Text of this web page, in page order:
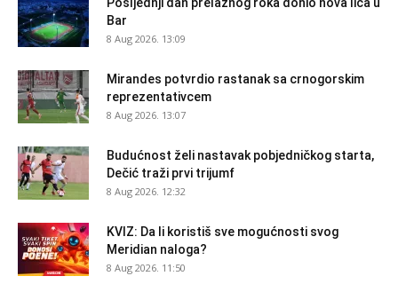
Bar
8 Aug 2026. 13:09
Mirandes potvrdio rastanak sa crnogorskim
reprezentativcem
8 Aug 2026. 13:07
Budućnost želi nastavak pobjedničkog starta,
Dečić traži prvi trijumf
8 Aug 2026. 12:32
KVIZ: Da li koristiš sve mogućnosti svog
Meridian naloga?
8 Aug 2026. 11:50